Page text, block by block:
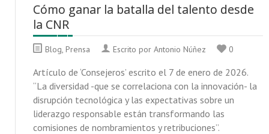
Cómo ganar la batalla del talento desde
la CNR
Blog, Prensa Escrito por Antonio Núñez 0
Artículo de ‘Consejeros’ escrito el 7 de enero de 2026.
“La diversidad -que se correlaciona con la innovación- la
disrupción tecnológica y las expectativas sobre un
liderazgo responsable están transformando las
comisiones de nombramientos y retribuciones”.